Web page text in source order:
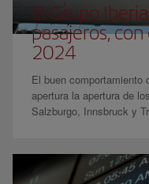
El Grupo
pasajeros,
2024
El buen
apertura la apertura de
Salzburgo, Innsbruck y